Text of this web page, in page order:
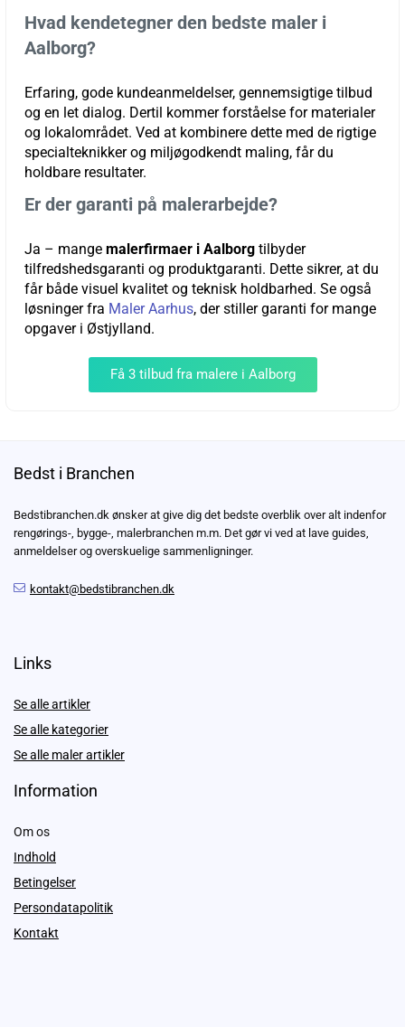
Hvad kendetegner den bedste maler i
Aalborg?
Erfaring, gode kundeanmeldelser, gennemsigtige tilbud
og en let dialog. Dertil kommer forståelse for materialer
og lokalområdet. Ved at kombinere dette med de rigtige
specialteknikker og miljøgodkendt maling, får du
holdbare resultater.
Er der garanti på malerarbejde?
Ja – mange malerfirmaer i Aalborg tilbyder
tilfredshedsgaranti og produktgaranti. Dette sikrer, at du
får både visuel kvalitet og teknisk holdbarhed. Se også
løsninger fra Maler Aarhus, der stiller garanti for mange
opgaver i Østjylland.
Få 3 tilbud fra malere i Aalborg
Bedst i Branchen
Bedstibranchen.dk ønsker at give dig det bedste overblik over alt indenfor
rengørings-, bygge-, malerbranchen m.m. Det gør vi ved at lave guides,
anmeldelser og overskuelige sammenligninger.
kontakt@bedstibranchen.dk
Links
Se alle artikler
Se alle kategorier
Se alle maler artikler
Information
Om os
Indhold
Betingelser
Persondatapolitik
Kontakt